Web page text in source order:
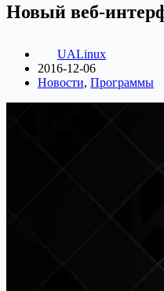
Новый веб-
UALinux
2016-12-06
Новости, Программы